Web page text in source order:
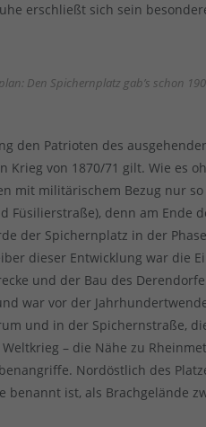
erschließt sich sein
Den Spichernplatz gab’s schon
den Patrioten des
Krieg von 1870/71 gilt. Wie es
mit militärischem Bezug nur
Füsilierstraße), denn am Ende
der Spichernplatz in der
dieser Entwicklung war die
und der Bau des
war vor der
und in der Spichernstraße,
– die Nähe zu
Nordöstlich des
benannt ist, als Brachgelände